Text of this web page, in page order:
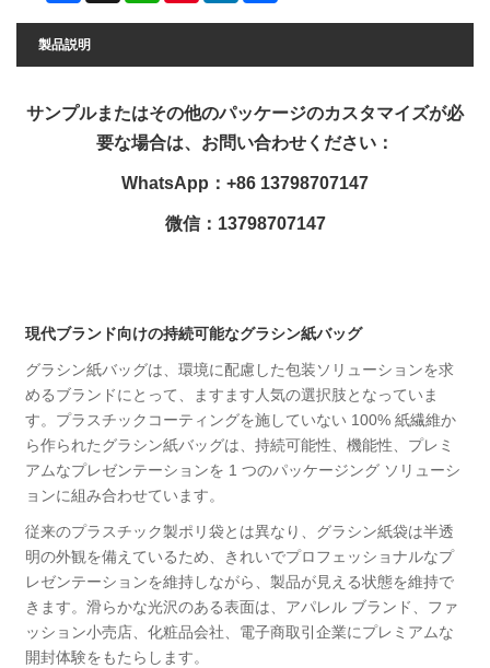
製品説明
サンプルまたはその他のパッケージのカスタマイズが必
要な場合は、お問い合わせください：
WhatsApp：+86 13798707147
微信：13798707147
現代ブランド向けの持続可能なグラシン紙バッグ
グラシン紙バッグは、環境に配慮した包装ソリューションを求
めるブランドにとって、ますます人気の選択肢となっていま
す。プラスチックコーティングを施していない 100% 紙繊維か
ら作られたグラシン紙バッグは、持続可能性、機能性、プレミ
アムなプレゼンテーションを 1 つのパッケージング ソリューシ
ョンに組み合わせています。
従来のプラスチック製ポリ袋とは異なり、グラシン紙袋は半透
明の外観を備えているため、きれいでプロフェッショナルなプ
レゼンテーションを維持しながら、製品が見える状態を維持で
きます。滑らかな光沢のある表面は、アパレル ブランド、ファ
ッション小売店、化粧品会社、電子商取引企業にプレミアムな
開封体験をもたらします。